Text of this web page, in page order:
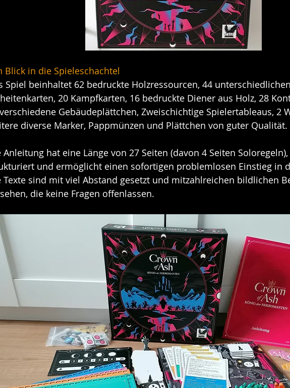
Blick in die Spieleschachtel
Spiel beinhaltet 62 bedruckte Holzressourcen, 44 unterschiedlichen
20 Kampfkarten, 16 bedruckte Diener aus Holz, 28
Gebäudeplättchen, Zweischichtige Spielertableaus, 2
diverse Marker, Pappmünzen und Plättchen von guter Qualität.
Anleitung hat eine Länge von 27 Seiten (davon 4 Seiten
und ermöglicht einen sofortigen problemlosen Einstieg in
Texte sind mit viel Abstand gesetzt und mitzahlreichen bildlichen
die keine Fragen offenlassen.